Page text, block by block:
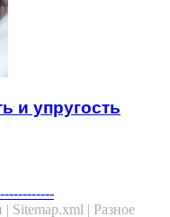
и упругость
| Sitemap.xml | Разное